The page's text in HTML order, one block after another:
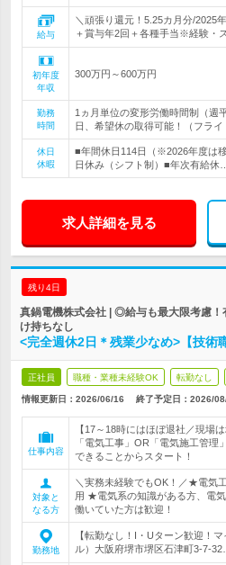
給与
＼頑張り還元！5.25カ月分/2025
＋賞与年2回＋各種手当※経験・
初年度
年収
300万円～600万円
勤務
時間
1ヵ月単位の変形労働時間制（
日、希望休の取得可能！（フライ
休日
休暇
■年間休日114日（※2026年度は
日休み（シフト制）■年次有給休…
求人詳細を見る
残り4日
真鍋電機株式会社 | ◎給与も最大限考慮
け持ちなし
<完全週休2日＊残業少なめ>【技術
正社員 職種・業種未経験OK 転勤なし
情報更新日：2026/06/16 終了予定日： 2026/
仕事内容
【17～18時にはほぼ退社／現場
「電気工事」OR「電気施工管
できることからスタート！
対象と
なる方
＼実務未経験でもOK！／★電気
用 ★電気系の知識がある方、電
働いていた方は歓迎！
勤務地
【転勤なし！I・Uターン歓迎！
ル）大阪府堺市堺区石津町3-7-32…